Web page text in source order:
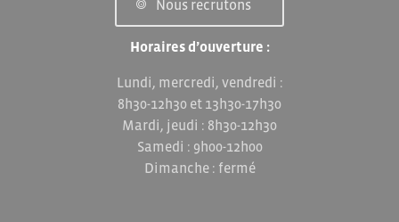
Nous recrutons
Horaires d’ouverture :
Lundi, mercredi, vendredi :
8h30-12h30 et 13h30-17h30
Mardi, jeudi : 8h30-12h30
Samedi : 9h00-12h00
Dimanche : fermé